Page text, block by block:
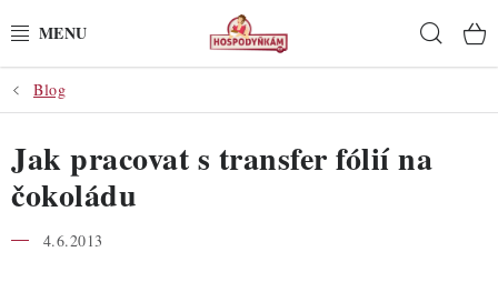
na
POTŘEBY
POMŮCKY
SUROVINY
Blog
Jak pracovat s transfer fólií na
čokoládu
4.6.2013